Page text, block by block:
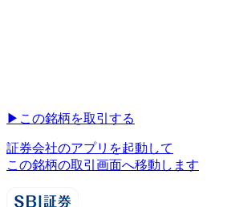
▶︎ この銘柄を取引する
証券会社のアプリを起動して
この銘柄の取引画面へ移動します